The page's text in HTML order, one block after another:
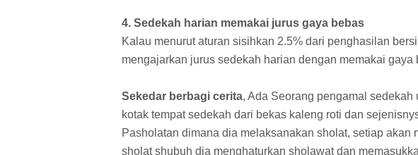
4. Sedekah harian memakai jurus gaya bebas
Kalau menurut aturan sisihkan 2.5% dari penghasilan
mengajarkan jurus sedekah harian dengan memakai gaya
Sekedar berbagi cerita, Ada Seorang pengamal
kotak tempat sedekah dari bekas kaleng roti dan
Pasholatan dimana dia melaksanakan sholat, setiap akan
sholat shubuh dia menghaturkan sholawat dan